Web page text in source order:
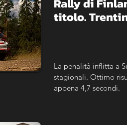
Rally di
titolo. Trentin
La penalità inflitta a
stagionali. Ottimo
appena 4,7 secondi.